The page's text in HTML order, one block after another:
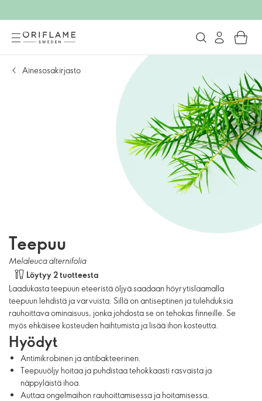
Ainesosakirjasto
Teepuu
Melaleuca alternifolia
Löytyy 2 tuotteesta
Laadukasta teepuun eteeristä öljyä saadaan höyrytislaamalla
teepuun lehdistä ja varvuista. Sillä on antiseptinen ja tulehduksia
rauhoittava ominaisuus, jonka johdosta se on tehokas finneille. Se
myös ehkäisee kosteuden haihtumista ja lisää ihon kosteutta.
Hyödyt
Antimikrobinen ja antibakteerinen.
Teepuuöljy hoitaa ja puhdistaa tehokkaasti rasvaista ja
näppyläistä ihoa.
Auttaa ongelmaihon rauhoittamisessa ja hoitamisessa.